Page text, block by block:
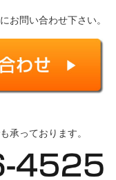
お問い合わせ下さい。
承っております。